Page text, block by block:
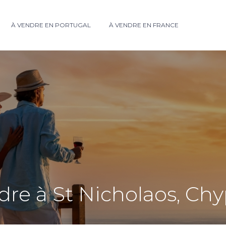
À VENDRE EN PORTUGAL À VENDRE EN FRANCE
à St Nicholaos,